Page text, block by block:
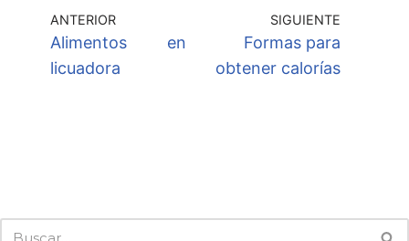
ANTERIOR
Alimentos en
licuadora
SIGUIENTE
Formas para
obtener calorías